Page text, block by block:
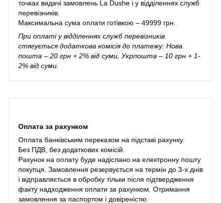
точках видачі замовлень La Dushe і у відділеннях служб
перевізників.
Максимальна сума оплати готівкою – 49999 грн.
При оплаті у відділеннях служб перевізників
стягується додаткова комісія до платежу: Нова
пошта – 20 грн + 2% від суми, Укрпошта – 10 грн + 1-
2% від суми.
Оплата за рахунком
Оплата банківським переказом на підставі рахунку.
Без ПДВ, без додаткових комісій.
Рахунок на оплату буде надіслано на електронну пошту
покупця. Замовлення резервується на термін до 3-х днів
і відправляється в обробку тільки після підтвердження
факту надходження оплати за рахунком. Отримання
замовлення за паспортом і довіреністю.